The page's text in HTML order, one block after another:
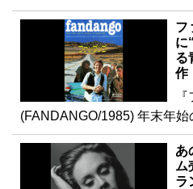
フ
に
る
作
(FANDANGO/1985) 年末年
あ
ム
ラ